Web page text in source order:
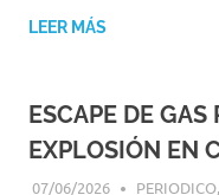
LEER MÁS
ESCAPE DE GAS
EXPLOSIÓN EN
07/06/2026 EDITOR-RET
PERIODICO,